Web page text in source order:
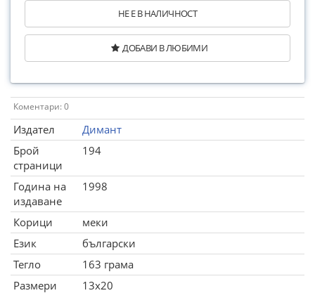
НЕ Е В НАЛИЧНОСТ
ДОБАВИ В ЛЮБИМИ
Коментари: 0
Издател
Димант
Брой
страници
194
Година на
издаване
1998
Корици
меки
Език
български
Тегло
163 грама
Размери
13x20